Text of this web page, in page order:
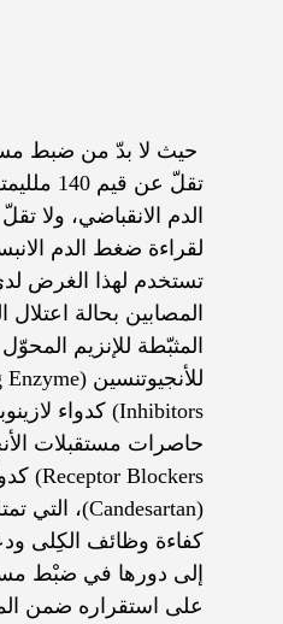
حيث لا بدّ من ضبط
تقلّ عن
لقراءة ضغط الدم
تستخدم لهذا الغرض
المصابين بحالة اعتلال
المثبّطة للإنزيم المحوّل
للأنجيوتنسين (Enzyme
Inhibitors) كدواء
حاصرات مستقبلات
Receptor Blockers
)
(
Candesartan)، التي
كفاءة وظائف الكِلى
إلى دورها في ضبْط
على استقراره ضمن